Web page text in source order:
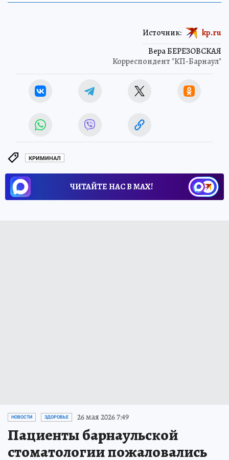
Вера БЕРЕЗОВСКАЯ
Корреспондент "КП-Барнаул"
Источник: kp.ru
КРИМИНАЛ
ЧИТАЙТЕ НАС В МАХ!
НОВОСТИ ЗДОРОВЬЕ 26 мая 2026 7:49
Пациенты барнаульской
стоматологии пожаловались